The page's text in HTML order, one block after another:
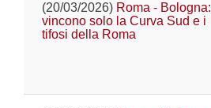
(20/03/2026) Roma - Bologna:
vincono solo la Curva Sud e i
tifosi della Roma